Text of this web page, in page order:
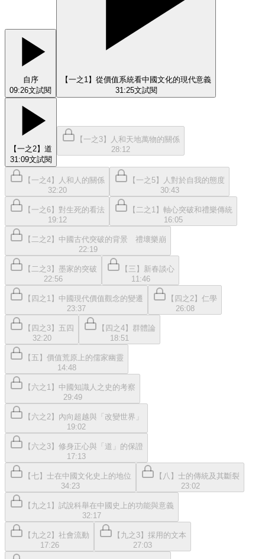
自序
09:26文試閱
【一之1】從價值系統看中國文化的現代意義
31:25文試閱
【一之2】道
31:09文試閱
【一之3】人和天地萬物的關係
28:12
【一之4】人和人的關係
32:20
【一之5】人對於自我的態度
30:43
【一之6】對生死的看法
19:12
【二之1】軸心突破和禮樂傳統
16:05
【二之2】中國古代突破的背景 禮壞樂崩
22:19
【二之3】墨家的突破
22:56
【三】新春談心
11:46
【四之1】中國現代價值觀念的變遷
23:37
【四之2】仁學
26:08
【四之3】五四
32:20
【四之4】群體論
18:51
【五】價值荒原上的儒家幽靈
14:48
【六之1】中國知識人之史的考察
29:49
【六之2】內向超越與「改變世界」
19:02
【六之3】修身正心與「道」的保證
17:13
【七】士在中國文化史上的地位
34:23
【八】士的傳統及其斷裂
23:02
【九之1】試說科舉在中國史上的功能與意義
32:17
【九之2】社會流動
17:26
【九之3】採用的文本
27:03